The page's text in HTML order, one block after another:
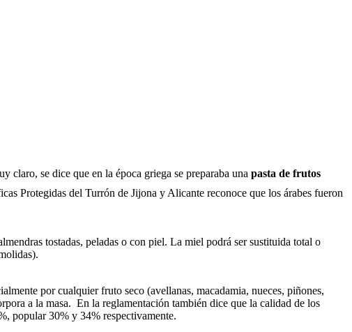
claro, se dice que en la época griega se preparaba una pasta de frutos
Protegidas del Turrón de Jijona y Alicante reconoce que los árabes fueron
tostadas, peladas o con piel. La miel podrá ser sustituida total o
por cualquier fruto seco (avellanas, macadamia, nueces, piñones,
a la masa. En la reglamentación también dice que la calidad de los
popular 30% y 34% respectivamente.